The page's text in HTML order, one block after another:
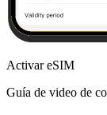
Activar eSIM
Guía de video de